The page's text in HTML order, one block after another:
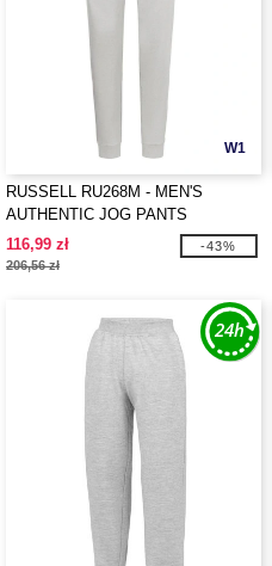
W1
RUSSELL RU268M - MEN'S
AUTHENTIC JOG PANTS
116,99 zł
206,56 zł
-43%